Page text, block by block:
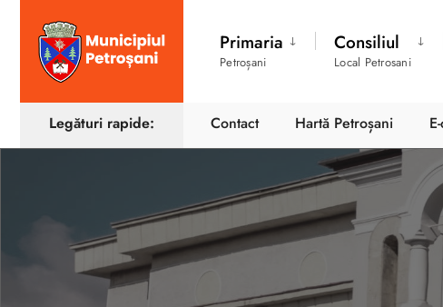
Primaria
Petroșani
Consiliul
Local Petrosani
Legături rapide: Contact Hartă Petroșani